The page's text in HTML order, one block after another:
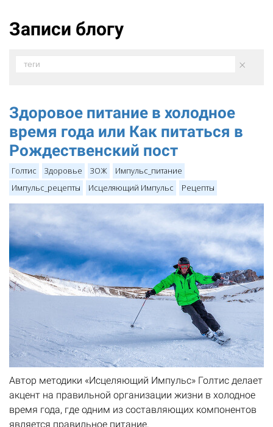
Записи блогу
×
теги
Здоровое питание в холодное
время года или Как питаться в
Рождественский пост
Голтис Здоровье ЗОЖ
Импульс_питание
Импульс_рецепты
Исцеляющий Импульс Рецепты
Автор методики «Исцеляющий Импульс» Голтис делает
акцент на правильной организации жизни в холодное
время года, где одним из составляющих компонентов
является правильное питание.